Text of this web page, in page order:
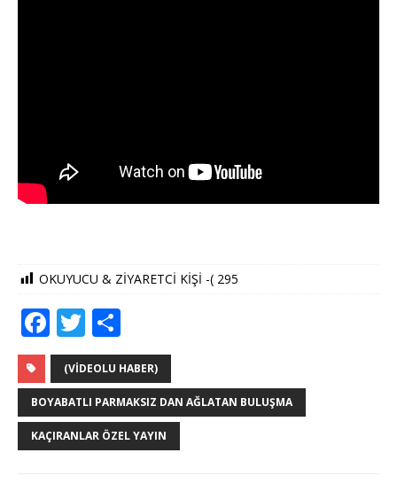
OKUYUCU & ZİYARETCİ KİŞİ -( 295
F
a
c
e
b
T
w
it
te
r
h
ar
e
(VIDEOLU HABER)
BOYABATLI PARMAKSIZ DAN AĞLATAN BULUŞMA
KAÇIRANLAR ÖZEL YAYIN